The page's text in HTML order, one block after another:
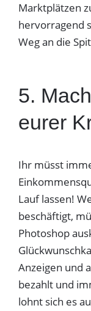
Marktplätzen
hervorragend
Weg an die
5.
eurer
Ihr müsst
Lauf lassen!
beschäftigt,
Photoshop
Anzeigen und
bezahlt und
lohnt sich es